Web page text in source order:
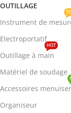
OUTILLAGE
Instrument de
Electroportatif
Outillage à main
HOT
Matériel de soudage
Accessoires
Organiseur